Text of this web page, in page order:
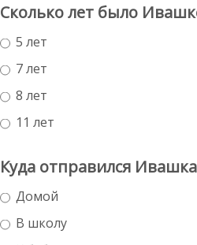
Сколько лет было
5 лет
7 лет
8 лет
11 лет
Куда отправился
Домой
В школу